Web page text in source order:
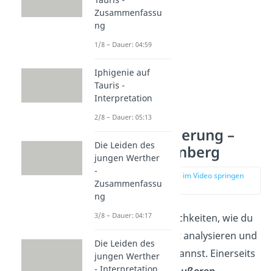
Tschick
Charakterisierung –
Maik Klingenberg
zur Stelle im Video springen
(00:39)
Es gibt viele Möglichkeiten, wie du
Maik in einem Text analysieren und
charakterisieren kannst. Einerseits
Zusammenfassu
ng
1/8 – Dauer: 04:59
Iphigenie auf
Tauris -
Interpretation
2/8 – Dauer: 05:13
Die Leiden des
jungen Werther
-
Zusammenfassu
ng
3/8 – Dauer: 04:17
Die Leiden des
jungen Werther